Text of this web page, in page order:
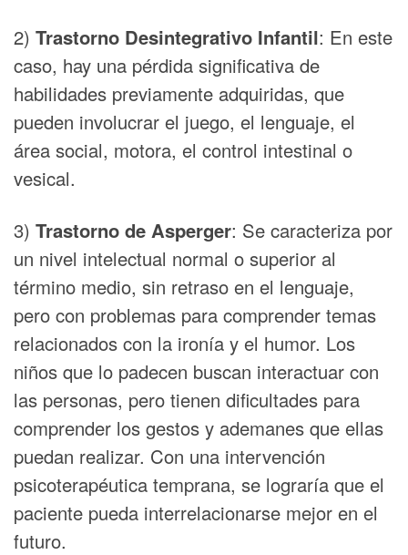
2) Trastorno Desintegrativo Infantil: En este
caso, hay una pérdida significativa de
habilidades previamente adquiridas, que
pueden involucrar el juego, el lenguaje, el
área social, motora, el control intestinal o
vesical.
3) Trastorno de Asperger: Se caracteriza por
un nivel intelectual normal o superior al
término medio, sin retraso en el lenguaje,
pero con problemas para comprender temas
relacionados con la ironía y el humor. Los
niños que lo padecen buscan interactuar con
las personas, pero tienen dificultades para
comprender los gestos y ademanes que ellas
puedan realizar. Con una intervención
psicoterapéutica temprana, se lograría que el
paciente pueda interrelacionarse mejor en el
futuro.